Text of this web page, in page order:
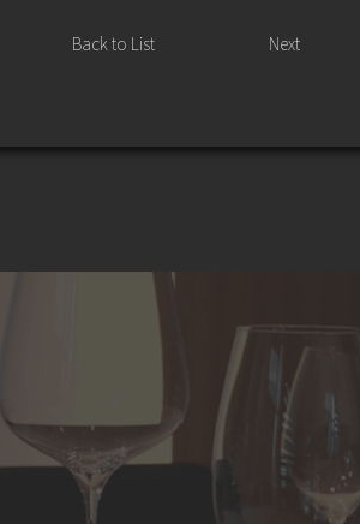
Back to List Next